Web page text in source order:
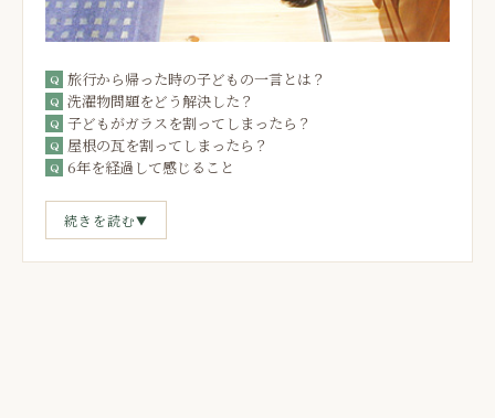
Q 建築中の仕事ぶりはいかがでしたか？
旅行から帰った時の子どもの一言とは？
洗濯物問題をどう解決した？
子どもがガラスを割ってしまったら？
屋根の瓦を割ってしまったら？
6年を経過して感じること
エピソード 旅行から帰った時の子どもの一言
続きを読む▼